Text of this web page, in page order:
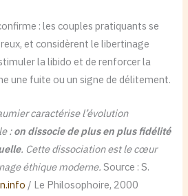
: les couples pratiquants se
et considèrent le libertinage
la libido et de renforcer la
une fuite ou un signe de délitement.
caractérise l’évolution
:on dissocie de plus en plus fidélité
. Cette dissociation est le cœur
éthique moderne. Source : S.
/ Le Philosophoire, 2000